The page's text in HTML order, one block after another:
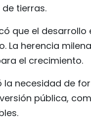
tierras.
que el
La herencia
el crecimiento.
la necesidad de
pública,